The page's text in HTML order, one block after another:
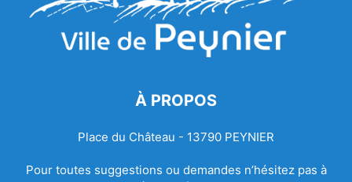
À PROPOS
Place du Château - 13790 PEYNIER
Pour toutes suggestions ou demandes n’hésitez pas à